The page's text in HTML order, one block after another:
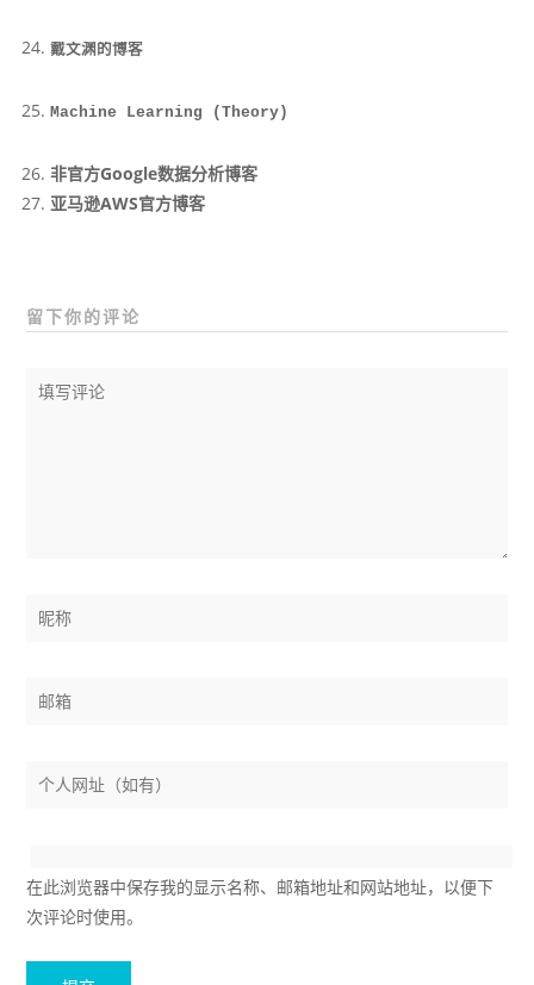
戴文渊的博客
Machine Learning (Theory)
非官方Google数据分析博客
亚马逊AWS官方博客
留下你的评论
在此浏览器中保存我的显示名称、邮箱地址和网站地址，以便下
次评论时使用。